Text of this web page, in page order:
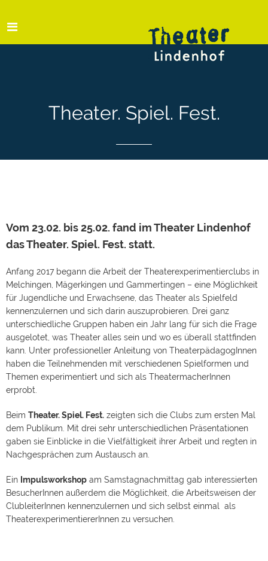
Theater. Spiel. Fest.
Vom 23.02. bis 25.02. fand im Theater Lindenhof
das Theater. Spiel. Fest. statt.
Anfang 2017 begann die Arbeit der Theaterexperimentierclubs in
Melchingen, Mägerkingen und Gammertingen – eine Möglichkeit
für Jugendliche und Erwachsene, das Theater als Spielfeld
kennenzulernen und sich darin auszuprobieren. Drei ganz
unterschiedliche Gruppen haben ein Jahr lang für sich die Frage
ausgelotet, was Theater alles sein und wo es überall stattfinden
kann. Unter professioneller Anleitung von TheaterpädagogInnen
haben die Teilnehmenden mit verschiedenen Spielformen und
Themen experimentiert und sich als TheatermacherInnen
erprobt.
Beim Theater. Spiel. Fest. zeigten sich die Clubs zum ersten Mal
dem Publikum. Mit drei sehr unterschiedlichen Präsentationen
gaben sie Einblicke in die Vielfältigkeit ihrer Arbeit und regten in
Nachgesprächen zum Austausch an.
Ein Impulsworkshop am Samstagnachmittag gab interessierten
BesucherInnen außerdem die Möglichkeit, die Arbeitsweisen der
ClubleiterInnen kennenzulernen und sich selbst einmal als
TheaterexperimentiererInnen zu versuchen.